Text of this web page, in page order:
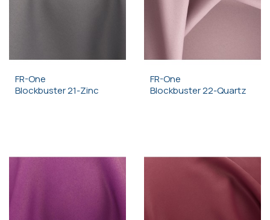
FR-One
Blockbuster 21-Zinc
FR-One
Blockbuster 22-Quartz